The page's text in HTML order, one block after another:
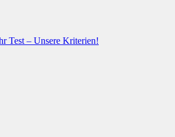
Test – Unsere Kriterien!